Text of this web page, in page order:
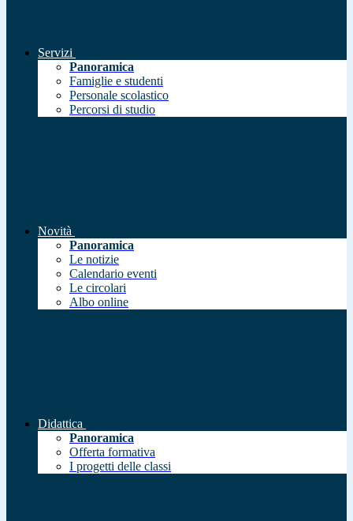
Servizi
Panoramica
Famiglie e studenti
Personale scolastico
Percorsi di studio
Novità
Panoramica
Le notizie
Calendario eventi
Le circolari
Albo online
Didattica
Panoramica
Offerta formativa
I progetti delle classi